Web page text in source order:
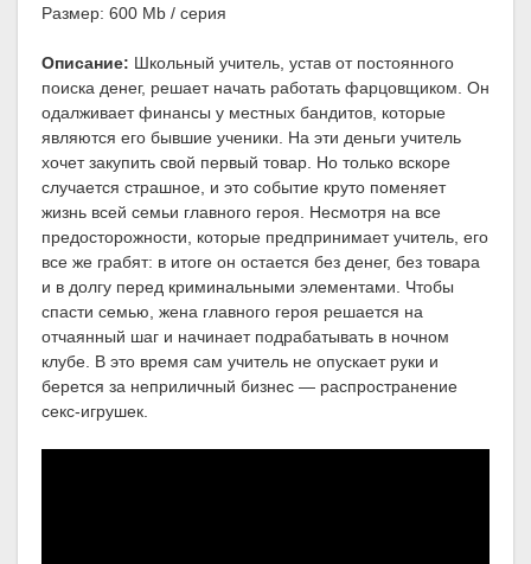
Размер: 600 Mb / серия
Описание: Школьный учитель, устав от постоянного
поиска денег, решает начать работать фарцовщиком. Он
одалживает финансы у местных бандитов, которые
являются его бывшие ученики. На эти деньги учитель
хочет закупить свой первый товар. Но только вскоре
случается страшное, и это событие круто поменяет
жизнь всей семьи главного героя. Несмотря на все
предосторожности, которые предпринимает учитель, его
все же грабят: в итоге он остается без денег, без товара
и в долгу перед криминальными элементами. Чтобы
спасти семью, жена главного героя решается на
отчаянный шаг и начинает подрабатывать в ночном
клубе. В это время сам учитель не опускает руки и
берется за неприличный бизнес — распространение
секс-игрушек.